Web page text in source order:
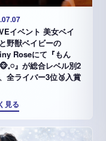
イベント 美女ベイ
野獣ベイビーの
Roseにて『もん
』が総合レベル別2
全ライバー3位🥉入賞
見る